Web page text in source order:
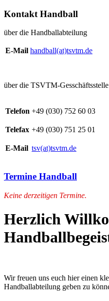
Kontakt Handball
über die Handballabteilung
E-Mail handball(at)tsvtm.de
über die TSVTM-Gesschäftsstelle
Telefon +49 (030) 752 60 03
Telefax +49 (030) 751 25 01
E-Mail tsv(at)tsvtm.de
Termine Handball
Keine derzeitigen Termine.
Herzlich
Wir freuen uns euch hier einen
Handballabteilung geben zu